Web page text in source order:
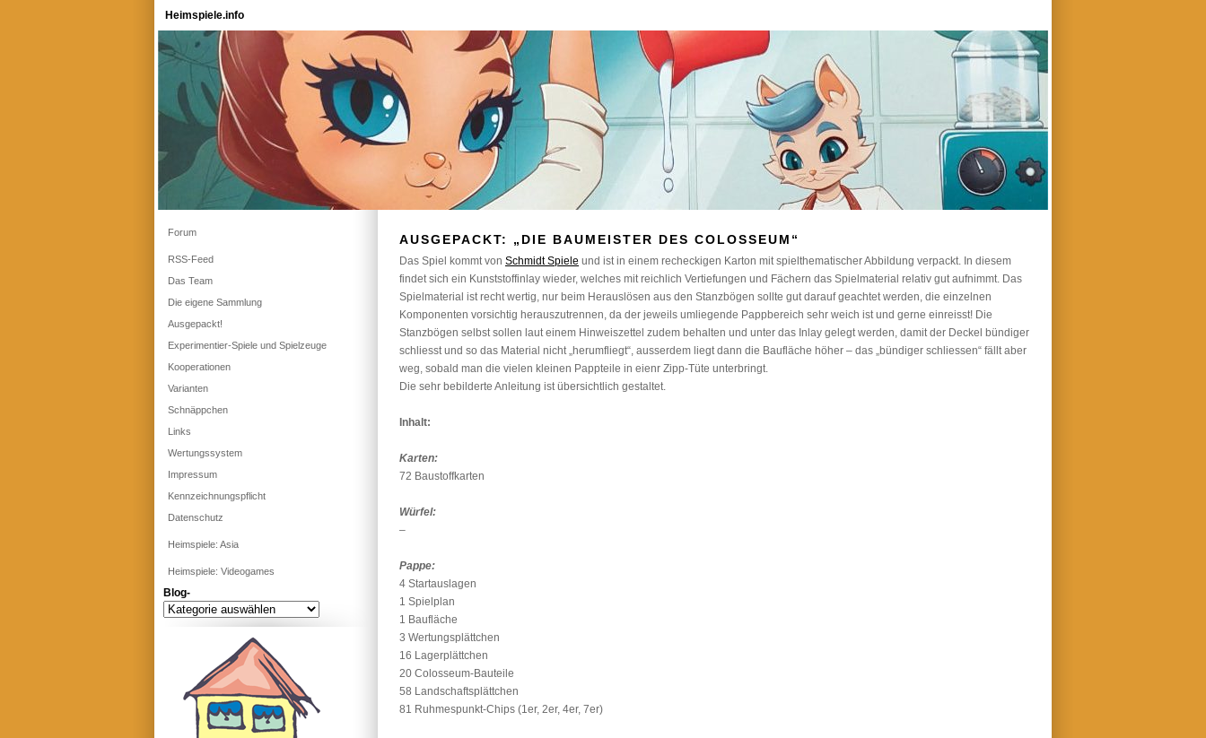
Heimspiele.info
AUSGEPACKT: „DIE BAUMEISTER DES COLOSSEUM“
Das Spiel kommt von Schmidt Spiele und ist in einem recheckigen Karton mit spielthematischer Abbildung verpackt. In diesem
findet sich ein Kunststoffinlay wieder, welches mit reichlich Vertiefungen und Fächern das Spielmaterial relativ gut aufnimmt. Das
Spielmaterial ist recht wertig, nur beim Herauslösen aus den Stanzbögen sollte gut darauf geachtet werden, die einzelnen
Komponenten vorsichtig herauszutrennen, da der jeweils umliegende Pappbereich sehr weich ist und gerne einreisst! Die
Stanzbögen selbst sollen laut einem Hinweiszettel zudem behalten und unter das Inlay gelegt werden, damit der Deckel bündiger
schliesst und so das Material nicht „herumfliegt“, ausserdem liegt dann die Baufläche höher – das „bündiger schliessen“ fällt aber
weg, sobald man die vielen kleinen Pappteile in eienr Zipp-Tüte unterbringt.
Die sehr bebilderte Anleitung ist übersichtlich gestaltet.
Inhalt:
Karten:
72 Baustoffkarten
Würfel:
–
Pappe:
4 Startauslagen
1 Spielplan
1 Baufläche
3 Wertungsplättchen
16 Lagerplättchen
20 Colosseum-Bauteile
58 Landschaftsplättchen
81 Ruhmespunkt-Chips (1er, 2er, 4er, 7er)
Forum
RSS-Feed
Das Team
Die eigene Sammlung
Ausgepackt!
Experimentier-Spiele und Spielzeuge
Kooperationen
Varianten
Schnäppchen
Links
Wertungssystem
Impressum
Kennzeichnungspflicht
Datenschutz
Heimspiele: Asia
Heimspiele: Videogames
Blog-
Blog-